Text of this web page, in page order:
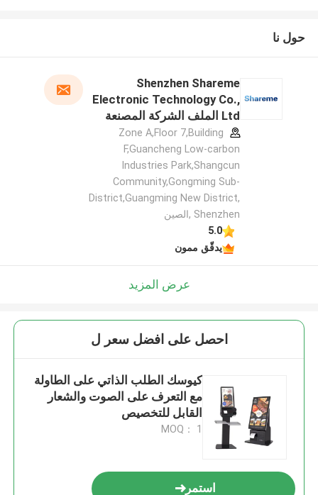
حول نا
Shenzhen Shareme
Electronic Technology Co.,
Ltd الملف الشركة المصنعة
Zone A,Floor 7,Building
F,Guancheng Low-carbon
Industries Park,Shangcun
Community,Gongming Sub-
District,Guangming New District,
Shenzhen ,الصين
5.0
يدقّق ممون
عرض المزيد
احصل على افضل سعر ل
كيوسك الطلب الذاتي على الطاولة
مع التعرف على الصوت والشعار
القابل للتخصيص
MOQ： 1
استمر